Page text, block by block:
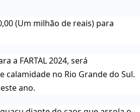
(Um milhão de reais) para
a FARTAL 2024, será
no Rio Grande do Sul.
ano.